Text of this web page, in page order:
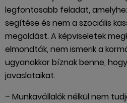
legfontosabb feladat,
segítése és nem a szociális
megoldást. A képviseletek
elmondták, nem ismerik a
ugyanakkor bíznak benne,
javaslataikat.
– Munkavállalók nélkül nem